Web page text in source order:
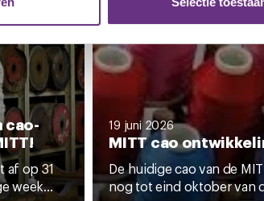
op elk moment wijzigen of intrekken via de
linksonder op de pagina.
cao-
af op 31
week...
19 juni 2026
MITT cao
De huidige cao van de
nog tot eind oktober van